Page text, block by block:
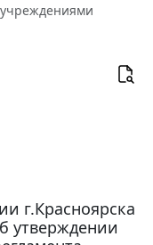
г.Красноярска
утверждении